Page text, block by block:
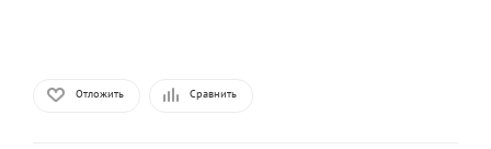
Отложить Сравнить